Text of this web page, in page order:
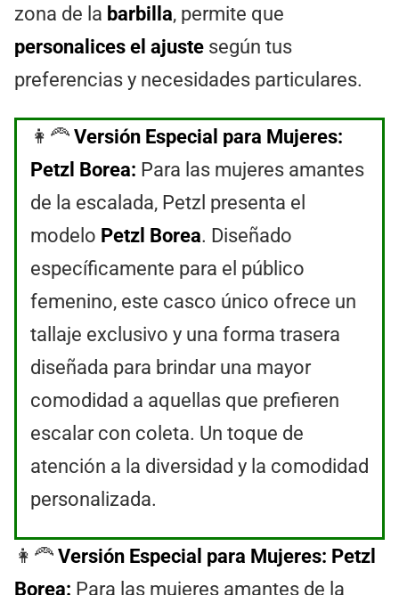
zona de la barbilla, permite que
personalices el ajuste según tus
preferencias y necesidades particulares.
👩‍🦰 Versión Especial para Mujeres:
Petzl Borea: Para las mujeres amantes
de la escalada, Petzl presenta el
modelo Petzl Borea. Diseñado
específicamente para el público
femenino, este casco único ofrece un
tallaje exclusivo y una forma trasera
diseñada para brindar una mayor
comodidad a aquellas que prefieren
escalar con coleta. Un toque de
atención a la diversidad y la comodidad
personalizada.
👩‍🦰 Versión Especial para Mujeres: Petzl
Borea: Para las mujeres amantes de la